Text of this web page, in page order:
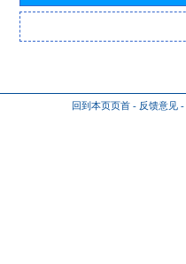
回到本页页首 - 反馈意见 -